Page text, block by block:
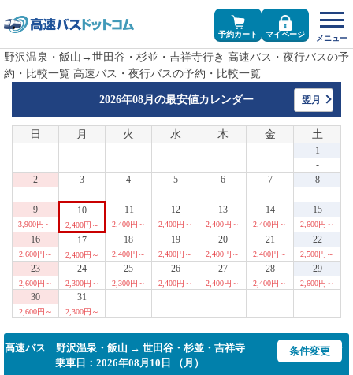
予約カート マイページ
野沢温泉・飯山→世田谷・杉並・吉祥寺行き 高速バス・夜行バスの予
約・比較一覧 高速バス・夜行バスの予約・比較一覧
2026年08月の最安値カレンダー 翌月
日 月 火 水 木 金 土
1
-
2
-
3
-
4
-
5
-
6
-
7
-
8
-
9
3,900円～
10
2,400円～
11
2,400円～
12
2,400円～
13
2,400円～
14
2,400円～
15
2,600円～
16
2,600円～
17
2,400円～
18
2,400円～
19
2,400円～
20
2,400円～
21
2,400円～
22
2,500円～
23
2,600円～
24
2,300円～
25
2,300円～
26
2,400円～
27
2,400円～
28
2,400円～
29
2,600円～
30
2,600円～
31
2,300円～
高速バス 野沢温泉・飯山 → 世田谷・杉並・吉祥寺
乗車日：2026年08月10日 （月）
条件変更